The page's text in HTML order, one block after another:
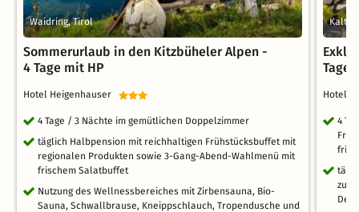
Waidring, Tirol
Sommerurlaub in den Kitzbüheler Alpen -
4 Tage mit HP
Hotel Heigenhauser
4 Tage / 3 Nächte im gemütlichen Doppelzimmer
täglich Halbpension mit reichhaltigen Frühstücksbuffet mit
regionalen Produkten sowie 3-Gang-Abend-Wahlmenü mit
frischem Salatbuffet
Nutzung des Wellnessbereiches mit Zirbensauna, Bio-
Sauna, Schwallbrause, Kneippschlauch, Tropendusche und
Tage
Hotel
4
zur